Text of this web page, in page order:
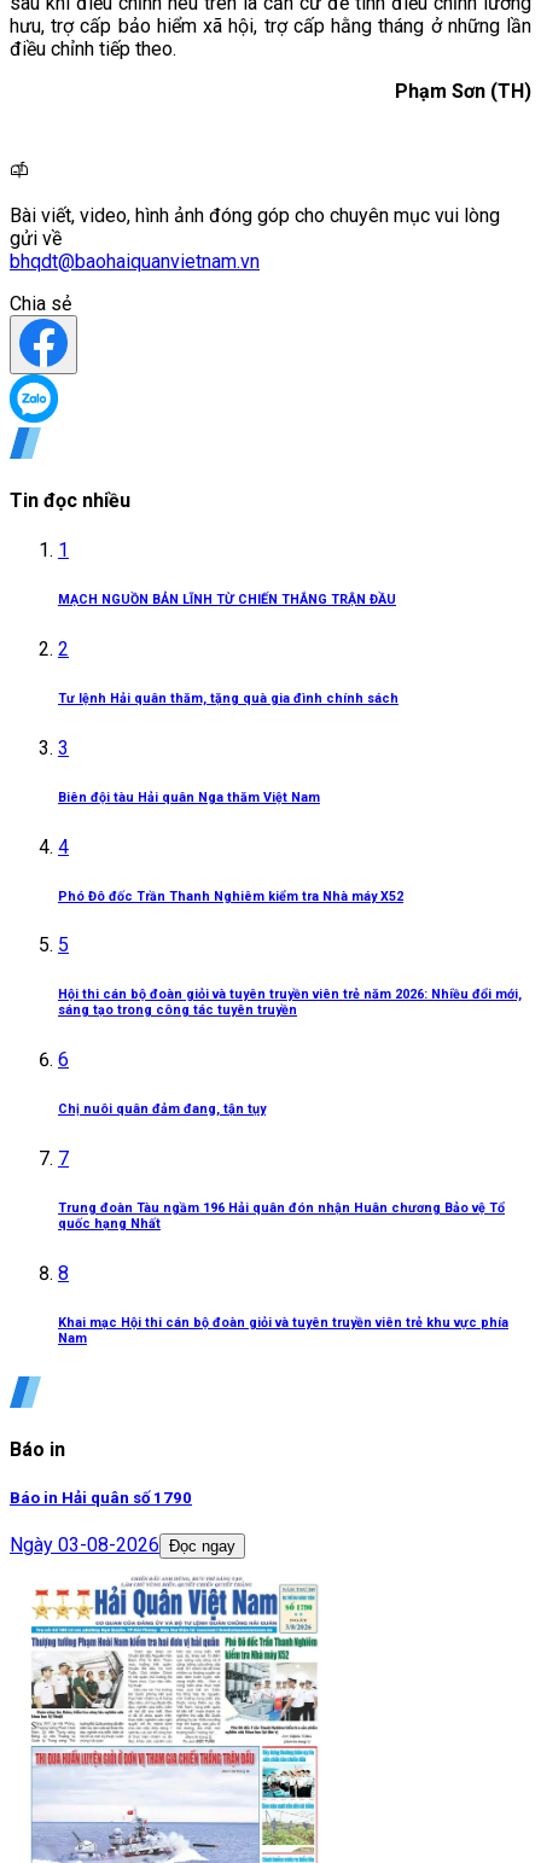
hưu, trợ cấp bảo hiểm xã hội, trợ cấp hằng tháng ở những lần
điều chỉnh tiếp theo.
Phạm Sơn (TH)
Bài viết, video, hình ảnh đóng góp cho chuyên mục vui lòng
gửi về
bhqdt@baohaiquanvietnam.vn
Chia sẻ
Tin đọc nhiều
1
MẠCH NGUỒN BẢN LĨNH TỪ CHIẾN THẮNG TRẬN ĐẦU
2
Tư lệnh Hải quân thăm, tặng quà gia đình chính sách
3
Biên đội tàu Hải quân Nga thăm Việt Nam
4
Phó Đô đốc Trần Thanh Nghiêm kiểm tra Nhà máy X52
5
Hội thi cán bộ đoàn giỏi và tuyên truyền viên trẻ năm 2026: Nhiều đổi mới,
sáng tạo trong công tác tuyên truyền
6
Chị nuôi quân đảm đang, tận tụy
7
Trung đoàn Tàu ngầm 196 Hải quân đón nhận Huân chương Bảo vệ Tổ
quốc hạng Nhất
8
Khai mạc Hội thi cán bộ đoàn giỏi và tuyên truyền viên trẻ khu vực phía
Nam
Báo in
Báo in Hải quân số 1790
Ngày 03-08-2026 Đọc ngay